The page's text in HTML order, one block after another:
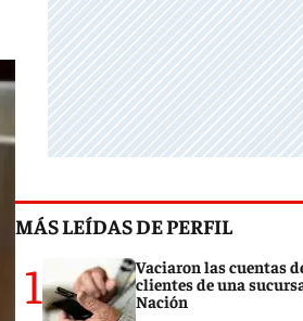
MÁS LEÍDAS DE PERFIL
1
Vaciaron las cuentas
clientes de una
Nación